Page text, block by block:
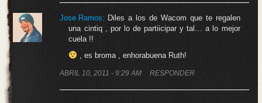
Jose Ramos: Diles a los de Wacom que te regalen
una cintiq , por lo de partiicipar y tal… a lo mejor
cuela !!
, es broma , enhorabuena Ruth!
ABRIL 10, 2011 - 9:29 AM RESPONDER